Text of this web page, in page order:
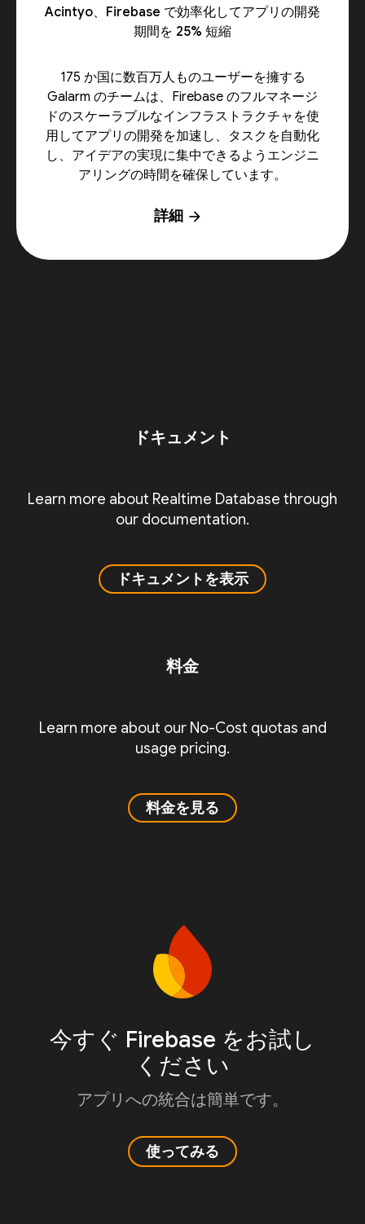
Acintyo、Firebase で効率化してアプリの開発
期間を 25% 短縮
175 か国に数百万人ものユーザーを擁する
Galarm のチームは、Firebase のフルマネージ
ドのスケーラブルなインフラストラクチャを使
用してアプリの開発を加速し、タスクを自動化
し、アイデアの実現に集中できるようエンジニ
アリングの時間を確保しています。
詳細 arrow_forward
ドキュメント
Learn more about Realtime Database through
our documentation.
ドキュメントを表示
料金
Learn more about our No-Cost quotas and
usage pricing.
料金を見る
今すぐ Firebase をお試し
ください
アプリへの統合は簡単です。
使ってみる